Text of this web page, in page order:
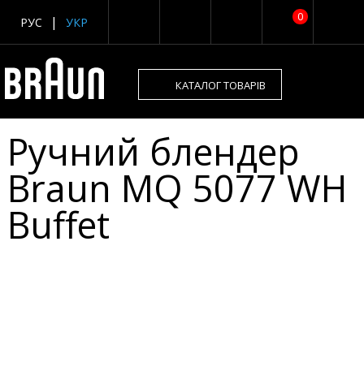
0
РУС УКР
КАТАЛОГ ТОВАРІВ
Ручний блендер
Braun MQ 5077 WH
Buffet